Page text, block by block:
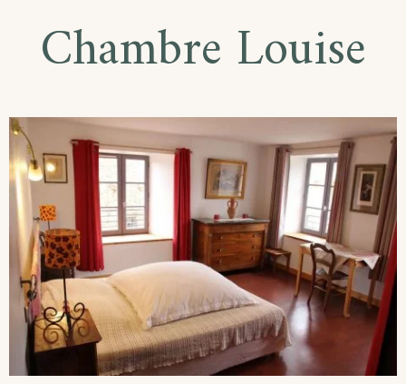
Chambre Louise